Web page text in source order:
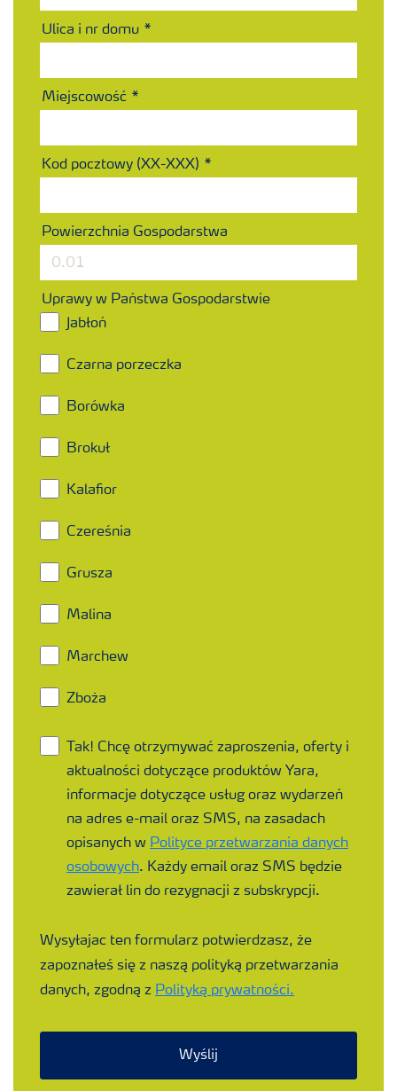
Ulica i nr domu
Miejscowość
Kod pocztowy (XX-XXX)
Powierzchnia Gospodarstwa
Uprawy w Państwa Gospodarstwie
Jabłoń
Czarna porzeczka
Borówka
Brokuł
Kalafior
Czereśnia
Grusza
Malina
Marchew
Zboża
Tak! Chcę otrzymywać zaproszenia, oferty i
aktualności dotyczące produktów Yara,
informacje dotyczące usług oraz wydarzeń
na adres e-mail oraz SMS, na zasadach
opisanych w Polityce przetwarzania danych
osobowych. Każdy email oraz SMS będzie
zawierał lin do rezygnacji z subskrypcji.
Wysyłajac ten formularz potwierdzasz, że
zapoznałeś się z naszą polityką przetwarzania
danych, zgodną z Polityką prywatności.
Wyślij